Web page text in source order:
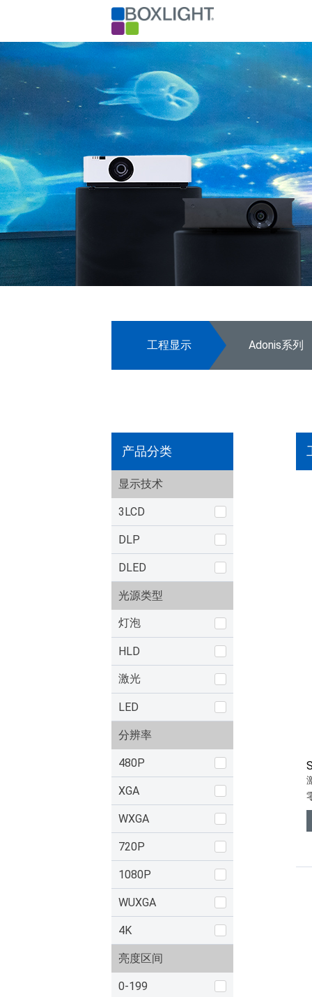
工程显示 Adonis系列
产品分类
显示技术
3LCD
DLP
DLED
光源类型
灯泡
HLD
激光
LED
分辨率
480P
XGA
WXGA
720P
1080P
WUXGA
4K
亮度区间
0-199